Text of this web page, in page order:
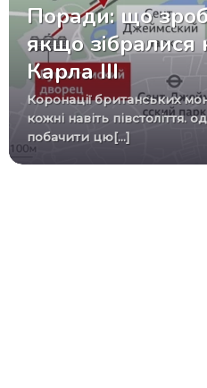
Поради: що
якщо зібралися
Карла III
Коронації британських монархів трапляються не
кожні навіть півстоліття.
побачити цю[...]